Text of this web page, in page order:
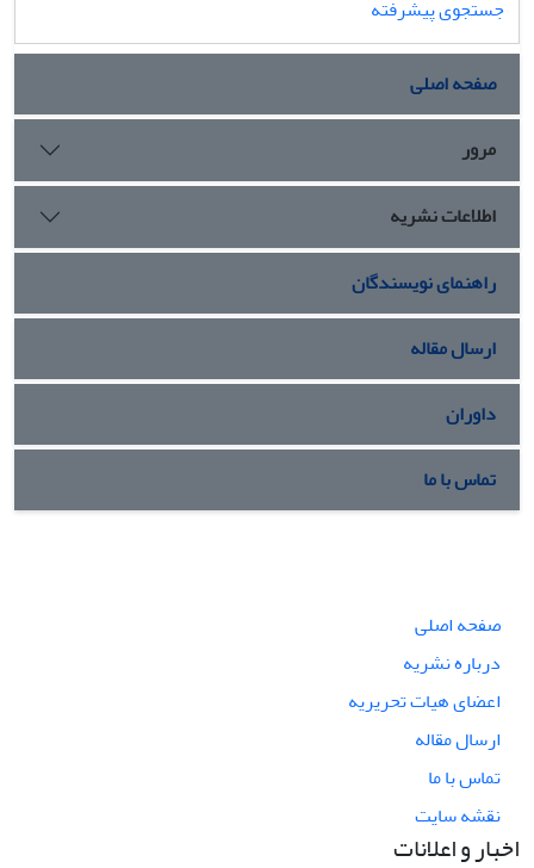
جستجوی پیشرفته
صفحه اصلی
مرور
اطلاعات نشریه
راهنمای نویسندگان
ارسال مقاله
داوران
تماس با ما
صفحه اصلی
درباره نشریه
اعضای هیات تحریریه
ارسال مقاله
تماس با ما
نقشه سایت
اخبار و اعلانات